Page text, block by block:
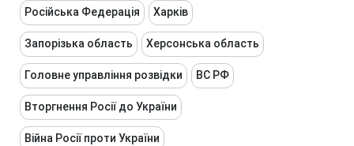
Російська Федерація Харків
Запорізька область Херсонська область
Головне управління розвідки ВС РФ
Вторгнення Росії до України
Війна Росії проти України